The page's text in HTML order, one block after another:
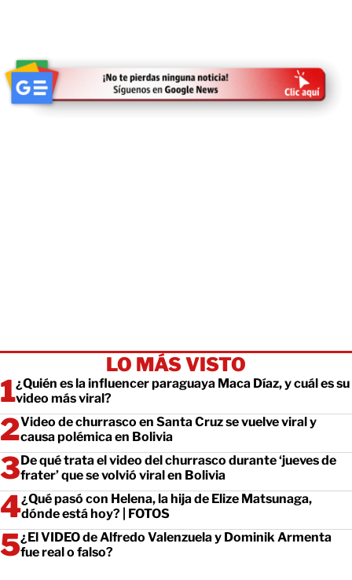
LO MÁS VISTO
¿Quién es la influencer paraguaya Maca Díaz, y cuál es su
video más viral?
Video de churrasco en Santa Cruz se vuelve viral y
causa polémica en Bolivia
De qué trata el video del churrasco durante ‘jueves de
frater’ que se volvió viral en Bolivia
¿Qué pasó con Helena, la hija de Elize Matsunaga,
dónde está hoy? | FOTOS
¿El VIDEO de Alfredo Valenzuela y Dominik Armenta
fue real o falso?